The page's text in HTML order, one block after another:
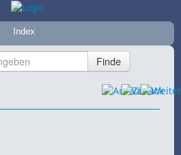
Index